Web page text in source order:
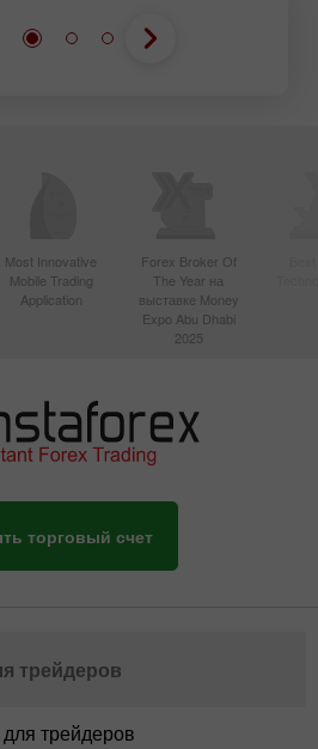
Most Innovative
Mobile Trading
Application
Forex Broker Of
The Year на
выставке Money
Expo Abu Dhabi
2025
торговый счет
трейдеров
трейдеров